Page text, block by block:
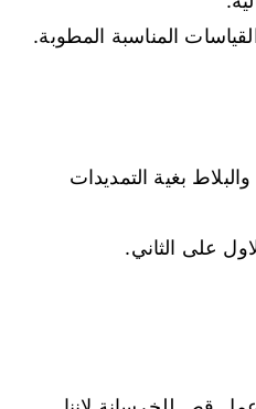
المناسبة المطوبة.
بغية التمديدات
على الثاني.